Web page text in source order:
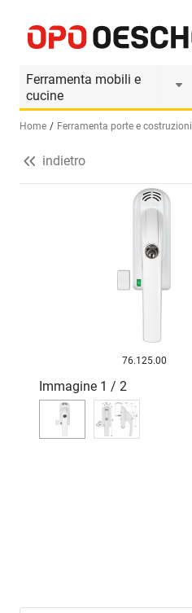
Ferramenta mobili e
cucine
Seleziona una lingua (IT)
Home Ferramenta porte e costruzioni
Informazioni prodotto
indietro
76.125.00
Immagine 1 / 2